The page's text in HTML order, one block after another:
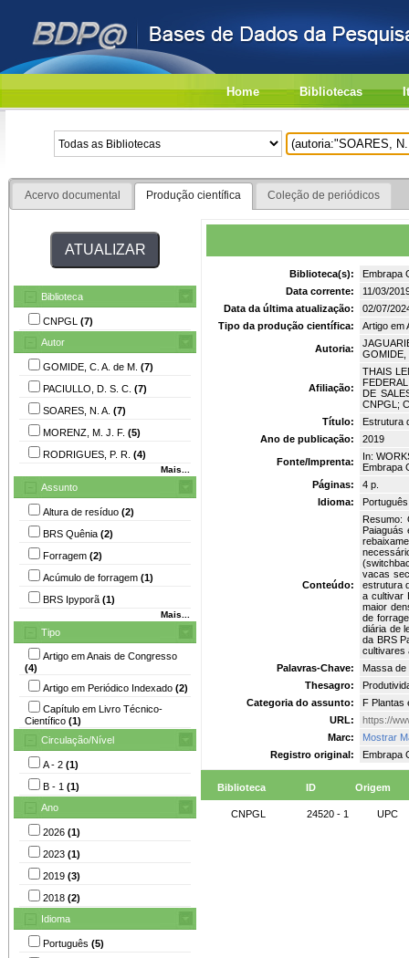
Home Bibliotecas
Acervo documental Produção científica Coleção de periódicos
Biblioteca
CNPGL (7)
Autor
GOMIDE, C. A. de M. (7)
PACIULLO, D. S. C. (7)
SOARES, N. A. (7)
MORENZ, M. J. F. (5)
RODRIGUES, P. R. (4)
Mais...
Assunto
Altura de resíduo (2)
BRS Quênia (2)
Forragem (2)
Acúmulo de forragem (1)
BRS Ipyporã (1)
Mais...
Tipo
Artigo em Anais de Congresso
(4)
Artigo em Periódico Indexado (2)
Capítulo em Livro Técnico-
Científico (1)
Circulação/Nível
A - 2 (1)
B - 1 (1)
Ano
2026 (1)
2023 (1)
2019 (3)
2018 (2)
Idioma
Português (5)
Biblioteca(s):
Embrapa
Data corrente:
11/03/
Data da última atualização:
02/07/
Tipo da produção científica:
Artigo em
Autoria:
GOMIDE,
Afiliação:
THAIS
DE
CNPGL;
Título:
Estrutura
Ano de publicação:
2019
Fonte/Imprenta:
In:
Embrapa
Páginas:
4 p.
Idioma:
Português
Conteúdo:
Resumo:
Paiaguás
vacas
estrutura
a cultivar
maior
de
diária de
da BRS
cultivares
Palavras-Chave:
Massa de
Thesagro:
Categoria do assunto:
F Plantas
URL:
https://
Marc:
Mostrar
Registro original:
Embrapa
Biblioteca ID Origem
CNPGL 24520 - 1 UPC